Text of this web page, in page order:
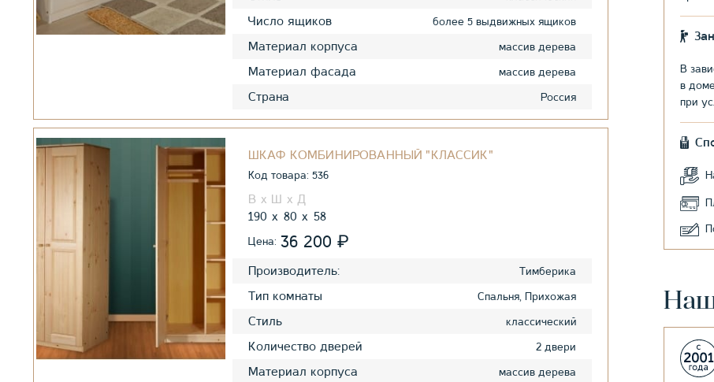
В
в
при
Число ящиков более 5 выдвижных ящиков
Материал корпуса массив дерева
Материал фасада массив дерева
Страна Россия
ШКАФ КОМБИНИРОВАННЫЙ "КЛАССИК"
Код товара: 536
190 80 58
Цена: 36 200 ₽
Производитель: Тимберика
Тип комнаты Спальня, Прихожая
Стиль классический
Количество дверей 2 двери
Материал корпуса массив дерева